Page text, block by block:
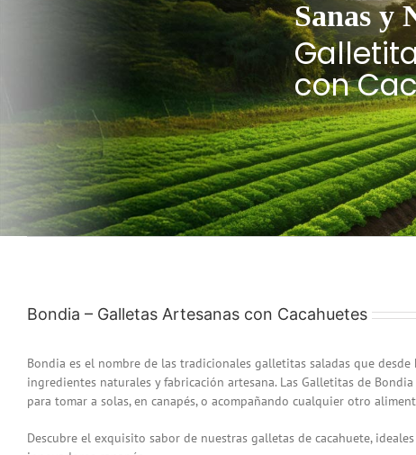
Sanas y
con
Bondia – Galletas Artesanas con Cacahuetes
Bondia es el nombre de las tradicionales galletitas saladas que desde
ingredientes naturales y fabricación artesana. Las Galletitas de
para tomar a solas, en canapés, o acompañando cualquier otro
Descubre el exquisito sabor de nuestras galletas de cacahuete,